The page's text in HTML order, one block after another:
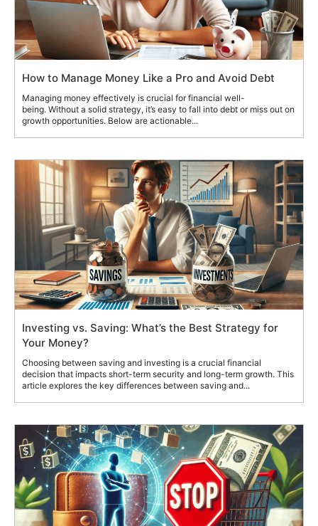
How to Manage Money Like a Pro and Avoid Debt
Managing money effectively is crucial for financial well-
being. Without a solid strategy, it’s easy to fall into debt or miss out on
growth opportunities. Below are actionable...
Investing vs. Saving: What’s the Best Strategy for
Your Money?
Choosing between saving and investing is a crucial financial
decision that impacts short-term security and long-term growth. This
article explores the key differences between saving and...